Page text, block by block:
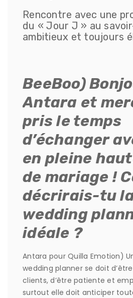
Rencontre avec une
du « Jour J » au
ambitieux et toujours
BeeBoo)
Antara et
pris le temps
d’échanger
en pleine
de mariage !
décrirais-tu
wedding
idéale ?
Antara pour Quilla Emotion)
wedding planner se doit
clients, d’être patiente et
surtout elle doit anticiper